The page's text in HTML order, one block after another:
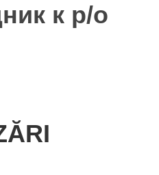
к р/о